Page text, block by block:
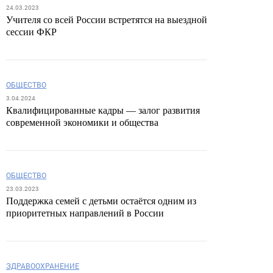
24.03.2023
Учителя со всей России встретятся на выездной
сессии ФКР
ОБЩЕСТВО
3.04.2024
Квалифицированные кадры — залог развития
современной экономики и общества
ОБЩЕСТВО
23.03.2023
Поддержка семей с детьми остаётся одним из
приоритетных направлений в России
ЗДРАВООХРАНЕНИЕ